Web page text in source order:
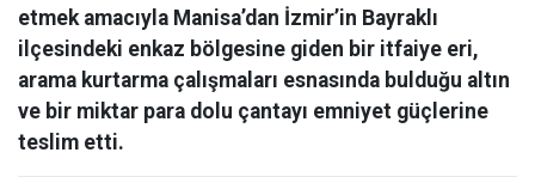
etmek amacıyla Manisa’dan İzmir’in Bayraklı
ilçesindeki enkaz bölgesine giden bir itfaiye eri,
arama kurtarma çalışmaları esnasında bulduğu altın
ve bir miktar para dolu çantayı emniyet güçlerine
teslim etti.